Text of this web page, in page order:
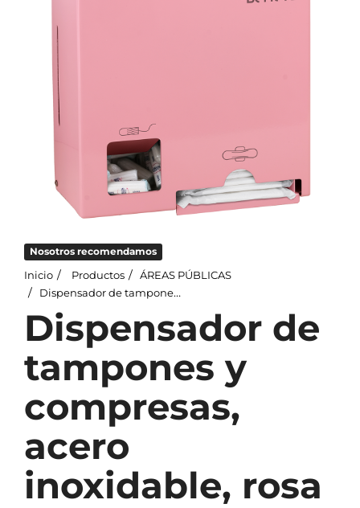
Nosotros recomendamos
Inicio Productos
ÁREAS PÚBLICAS
Dispensador de tampones y compresas, acero inoxidable, rosa
Dispensador de
tampones y
compresas,
acero
inoxidable, rosa